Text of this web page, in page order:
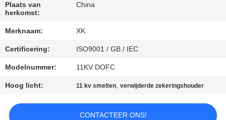
EEN
CITAAT
SITEMAP
Plaats van
herkomst:
China
Merknaam: XK
Certificering: ISO9001 / GB / IEC
Modelnummer: 11KV DOFC
Hoog licht: 11 kv smelten,verwijderde zekeringshouder
CONTACTEER ONS!